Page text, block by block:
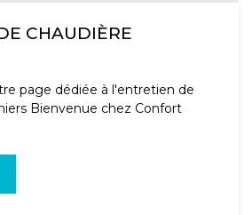
CHAUDIÈRE
page dédiée à l'entretien de
Bienvenue chez Confort